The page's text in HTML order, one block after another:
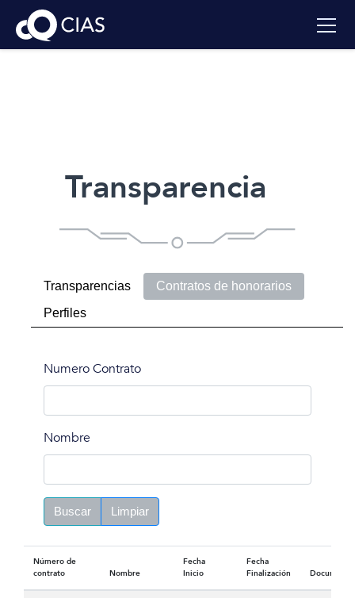
Transparencia
Transparencias
Contratos de honorarios
Perfiles
Numero Contrato
Nombre
Buscar Limpiar
Número de
contrato
Nombre
Fecha
Inicio
Fecha
Finalización
Documento